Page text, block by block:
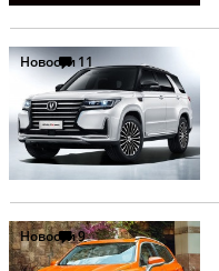
Новости11
Новости9